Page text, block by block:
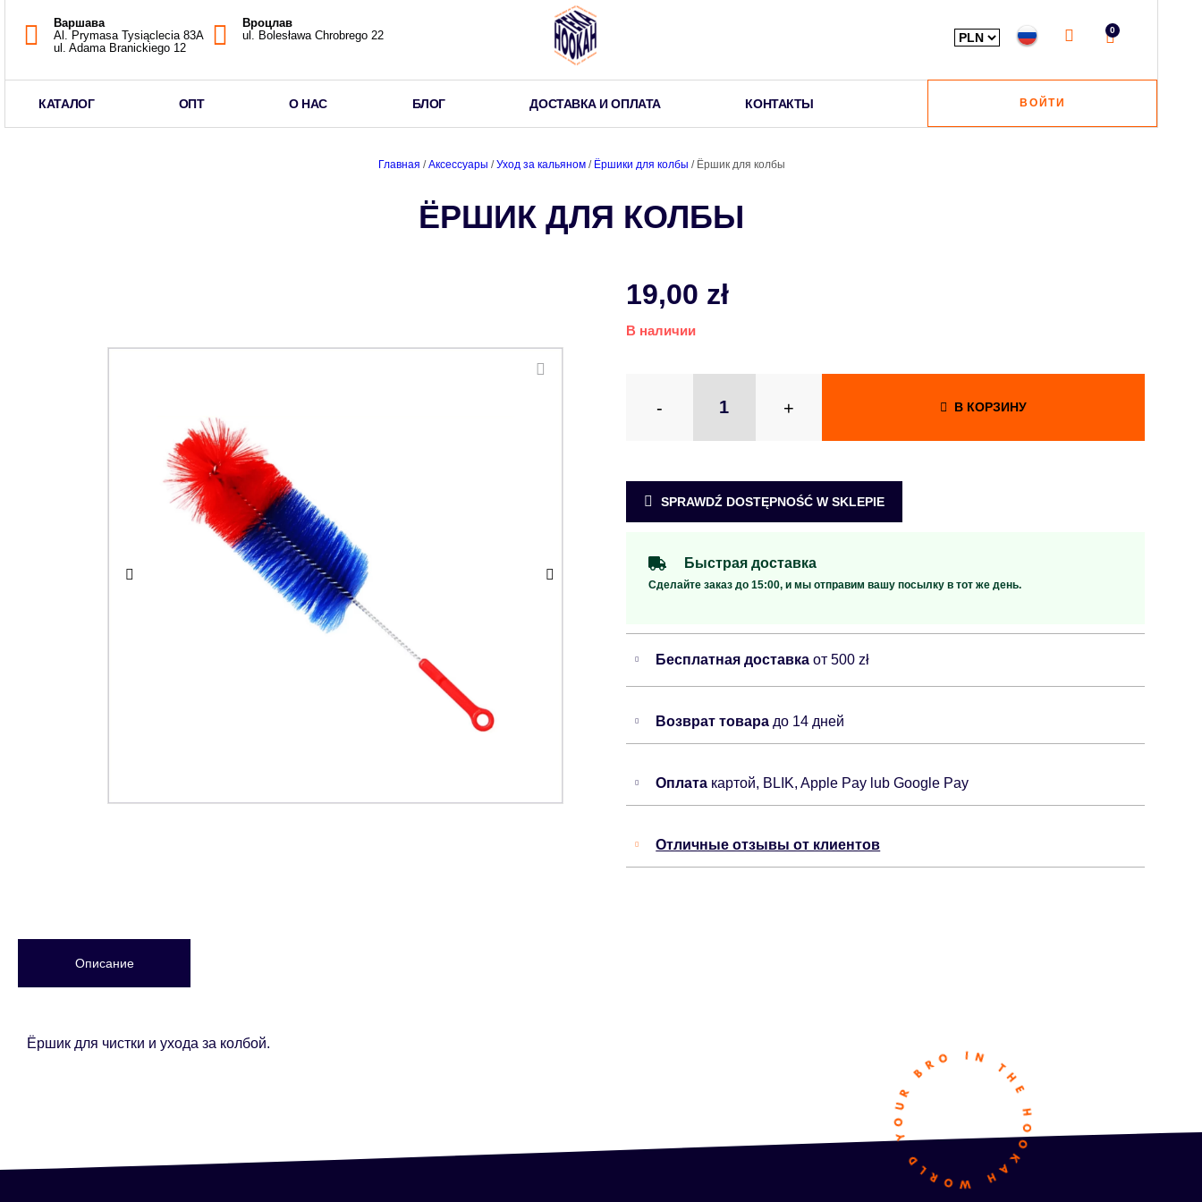
Варшава
Al. Prymasa Tysiąclecia 83A
ul. Adama Branickiego 12
Вроцлав
ul. Bolesława Chrobrego 22
0
КАТАЛОГ ОПТ О НАС БЛОГ ДОСТАВКА И ОПЛАТА КОНТАКТЫ ВОЙТИ
Главная /Аксессуары /Уход за кальяном/ Ёршики для колбы / Ёршик для колбы
ЁРШИК ДЛЯ КОЛБЫ
19,00 zł
В наличии
- + В КОРЗИНУ
SPRAWDŹ DOSTĘPNOŚĆ W SKLEPIE
Быстрая доставка
Сделайте заказ до 15:00, и мы отправим вашу посылку в тот же день.
Бесплатная доставкаот 500 zł
Возврат товара до 14 дней
Оплата картой, BLIK, Apple Pay lub Google Pay
Отличные отзывы от клиентов
Описание
Ёршик для чистки и ухода за колбой.